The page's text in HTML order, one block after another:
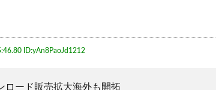
ID:yAn8PaoJd1212
ロード販売拡大海外も開拓